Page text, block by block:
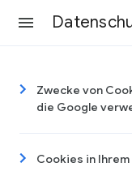
Zwecke von
die Google
Cookies in